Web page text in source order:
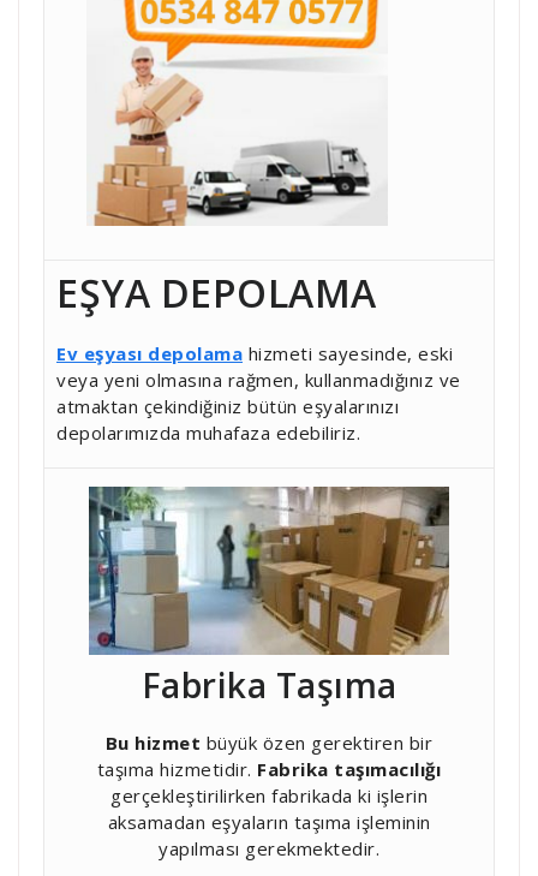
EŞYA DEPOLAMA
Ev eşyası depolama hizmeti sayesinde, eski
veya yeni olmasına rağmen, kullanmadığınız ve
atmaktan çekindiğiniz bütün eşyalarınızı
depolarımızda muhafaza edebiliriz.
Fabrika Taşıma
Bu hizmet büyük özen gerektiren bir
taşıma hizmetidir. Fabrika taşımacılığı
gerçekleştirilirken fabrikada ki işlerin
aksamadan eşyaların taşıma işleminin
yapılması gerekmektedir.